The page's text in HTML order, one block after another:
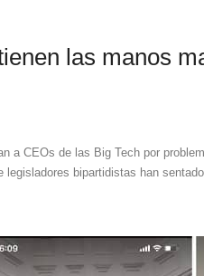
las manos
a CEOs de las Big Tech por
bipartidistas han